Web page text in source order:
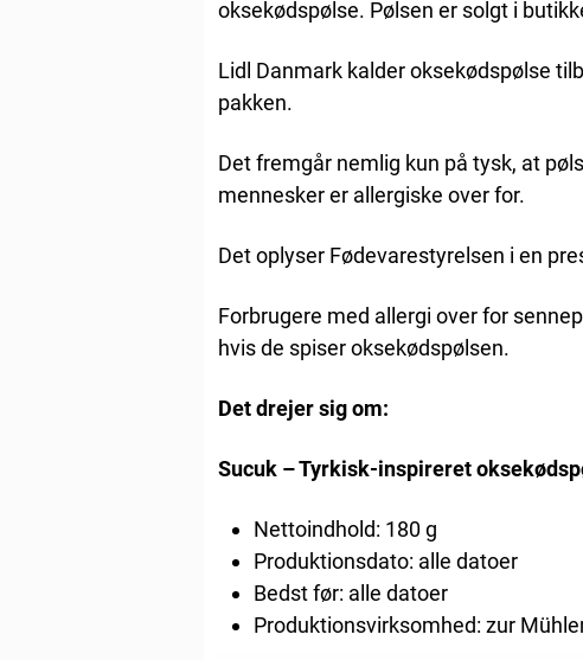
oksekødspølse. Pølsen er solgt i
Lidl Danmark kalder oksekødspølse
pakken.
Det fremgår nemlig kun på tysk, at
mennesker er allergiske over for.
Det oplyser Fødevarestyrelsen i en
Forbrugere med allergi over for
hvis de spiser oksekødspølsen.
Det drejer sig om:
Sucuk – Tyrkisk-inspireret
Nettoindhold: 180 g
Produktionsdato: alle datoer
Bedst før: alle datoer
Produktionsvirksomhed: zur